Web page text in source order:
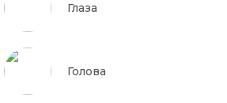
Глаза
Голова